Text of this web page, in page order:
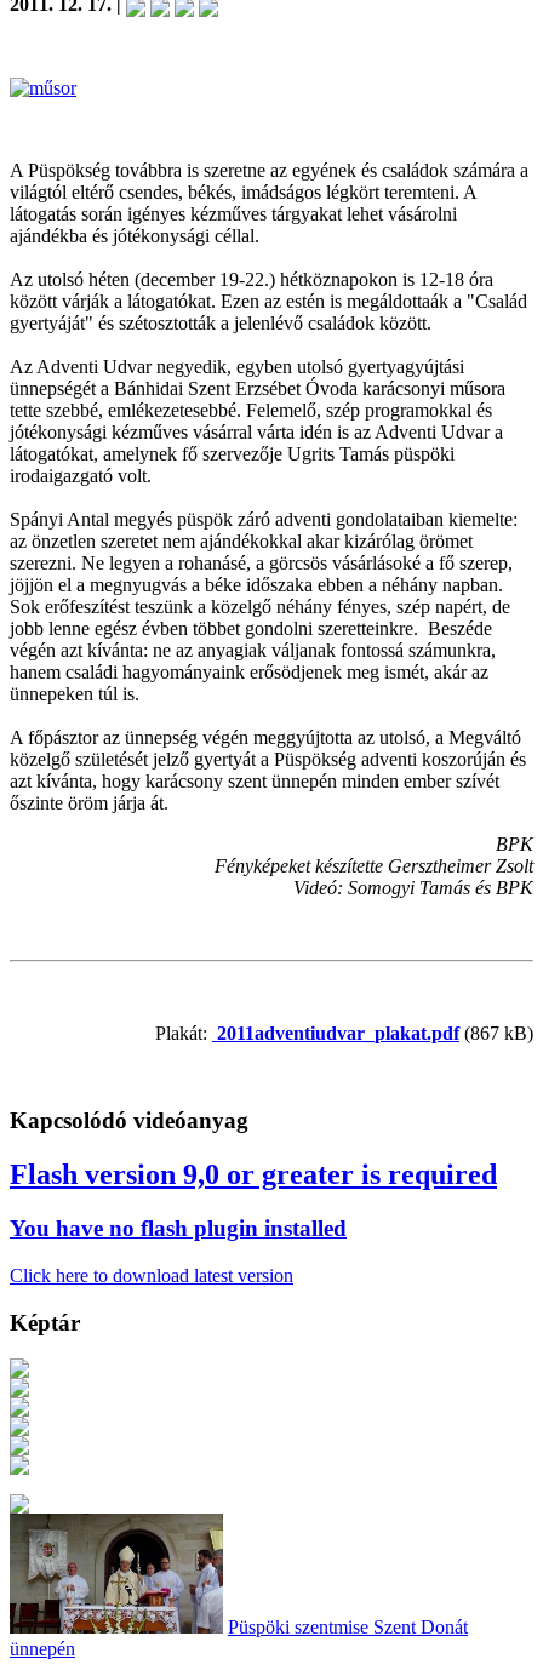
2011. 12. 17. |
A Püspökség továbbra is szeretne az egyének és családok számára a
világtól eltérő csendes, békés, imádságos légkört teremteni. A
látogatás során igényes kézműves tárgyakat lehet vásárolni
ajándékba és jótékonysági céllal.
Az utolsó héten (december 19-22.) hétköznapokon is 12-18 óra
között várják a látogatókat. Ezen az estén is megáldottaák a "Család
gyertyáját" és szétosztották a jelenlévő családok között.
Az Adventi Udvar negyedik, egyben utolsó gyertyagyújtási
ünnepségét a Bánhidai Szent Erzsébet Óvoda karácsonyi műsora
tette szebbé, emlékezetesebbé. Felemelő, szép programokkal és
jótékonysági kézműves vásárral várta idén is az Adventi Udvar a
látogatókat, amelynek fő szervezője Ugrits Tamás püspöki
irodaigazgató volt.
Spányi Antal megyés püspök záró adventi gondolataiban kiemelte:
az önzetlen szeretet nem ajándékokkal akar kizárólag örömet
szerezni. Ne legyen a rohanásé, a görcsös vásárlásoké a fő szerep,
jöjjön el a megnyugvás a béke időszaka ebben a néhány napban.
Sok erőfeszítést teszünk a közelgő néhány fényes, szép napért, de
jobb lenne egész évben többet gondolni szeretteinkre. Beszéde
végén azt kívánta: ne az anyagiak váljanak fontossá számunkra,
hanem családi hagyományaink erősödjenek meg ismét, akár az
ünnepeken túl is.
A főpásztor az ünnepség végén meggyújtotta az utolsó, a Megváltó
közelgő születését jelző gyertyát a Püspökség adventi koszorúján és
azt kívánta, hogy karácsony szent ünnepén minden ember szívét
őszinte öröm járja át.
BPK
Fényképeket készítette Gersztheimer Zsolt
Videó: Somogyi Tamás és BPK
Plakát: 2011adventiudvar_plakat.pdf(867 kB)
Kapcsolódó videóanyag
Flash version 9,0 or greater is required
You have no flash plugin installed
Click here to download latest version
Képtár
Püspöki szentmise Szent Donát
ünnepén